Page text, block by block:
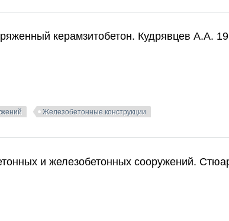
керамзитобетон. Кудрявцев А.А.
Железобетонные конструкции
и железобетонных сооружений.